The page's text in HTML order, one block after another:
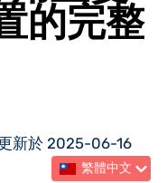
的完整
新於 2025-06-16
繁體中文